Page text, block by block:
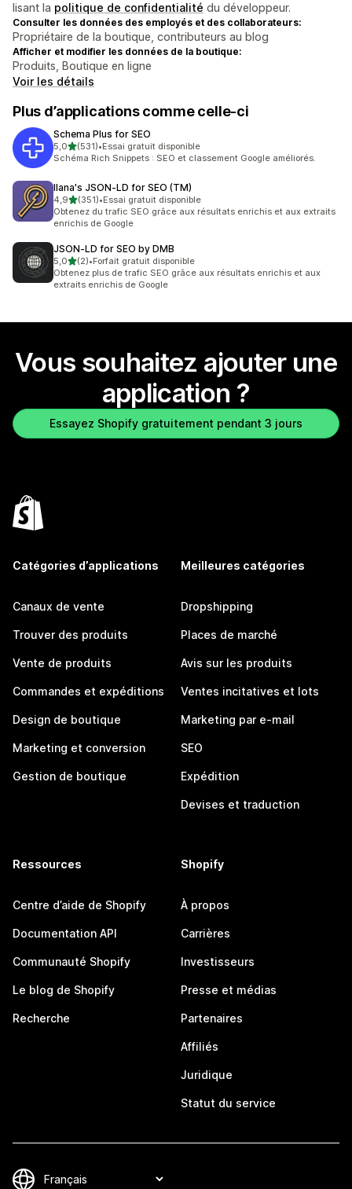
lisant la politique de confidentialité du développeur.
Consulter les données des employés et des collaborateurs:
Propriétaire de la boutique, contributeurs au blog
Afficher et modifier les données de la boutique:
Produits, Boutique en ligne
Voir les détails
Plus d’applications comme celle-ci
Schema Plus for SEO
5,0étoile(s) sur 5
(531)
531 avis au total
•Essai gratuit disponible
Schéma Rich Snippets : SEO et classement Google améliorés.
Ilana's JSON‑LD for SEO (TM)
4,9étoile(s) sur 5
(351)
351 avis au total
•Essai gratuit disponible
Obtenez du trafic SEO grâce aux résultats enrichis et aux extraits
enrichis de Google
JSON‑LD for SEO by DMB
5,0étoile(s) sur 5
(2)
2 avis au total
•Forfait gratuit disponible
Obtenez plus de trafic SEO grâce aux résultats enrichis et aux
extraits enrichis de Google
Vous souhaitez ajouter une
application ?
Essayez Shopify gratuitement pendant 3 jours
Catégories d’applications
Canaux de vente
Trouver des produits
Vente de produits
Commandes et expéditions
Design de boutique
Marketing et conversion
Gestion de boutique
Meilleures catégories
Dropshipping
Places de marché
Avis sur les produits
Ventes incitatives et lots
Marketing par e-mail
SEO
Expédition
Devises et traduction
Ressources
Centre d’aide de Shopify
Documentation API
Communauté Shopify
Le blog de Shopify
Recherche
Shopify
À propos
Carrières
Investisseurs
Presse et médias
Partenaires
Affiliés
Juridique
Statut du service